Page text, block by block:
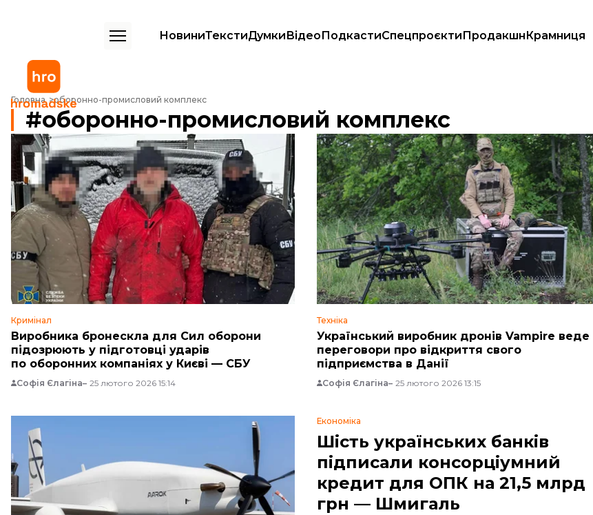
НовиниТекстиДумкиВідеоПодкастиСпецпроєктиПродакшнКрамниця
Головна оборонно-промисловий комплекс
оборонно-промисловий комплекс
Кримінал
Виробника бронескла для Сил оборони
підозрюють у підготовці ударів
по оборонних компаніях у Києві — СБУ
Софія Єлагіна 25 лютого 2026 15:14
Техніка
Український виробник дронів Vampire веде
переговори про відкриття свого
підприємства в Данії
Софія Єлагіна 25 лютого 2026 13:15
Економіка
Шість українських банків
підписали консорціумний
кредит для ОПК на 21,5 млрд
грн — Шмигаль